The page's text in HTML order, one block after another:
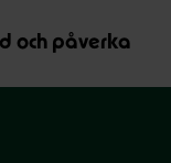
och påverka